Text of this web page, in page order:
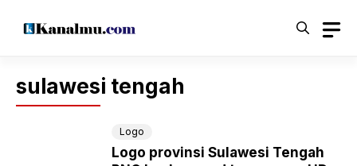
sulawesi tengah
Logo
Logo provinsi Sulawesi Tengah